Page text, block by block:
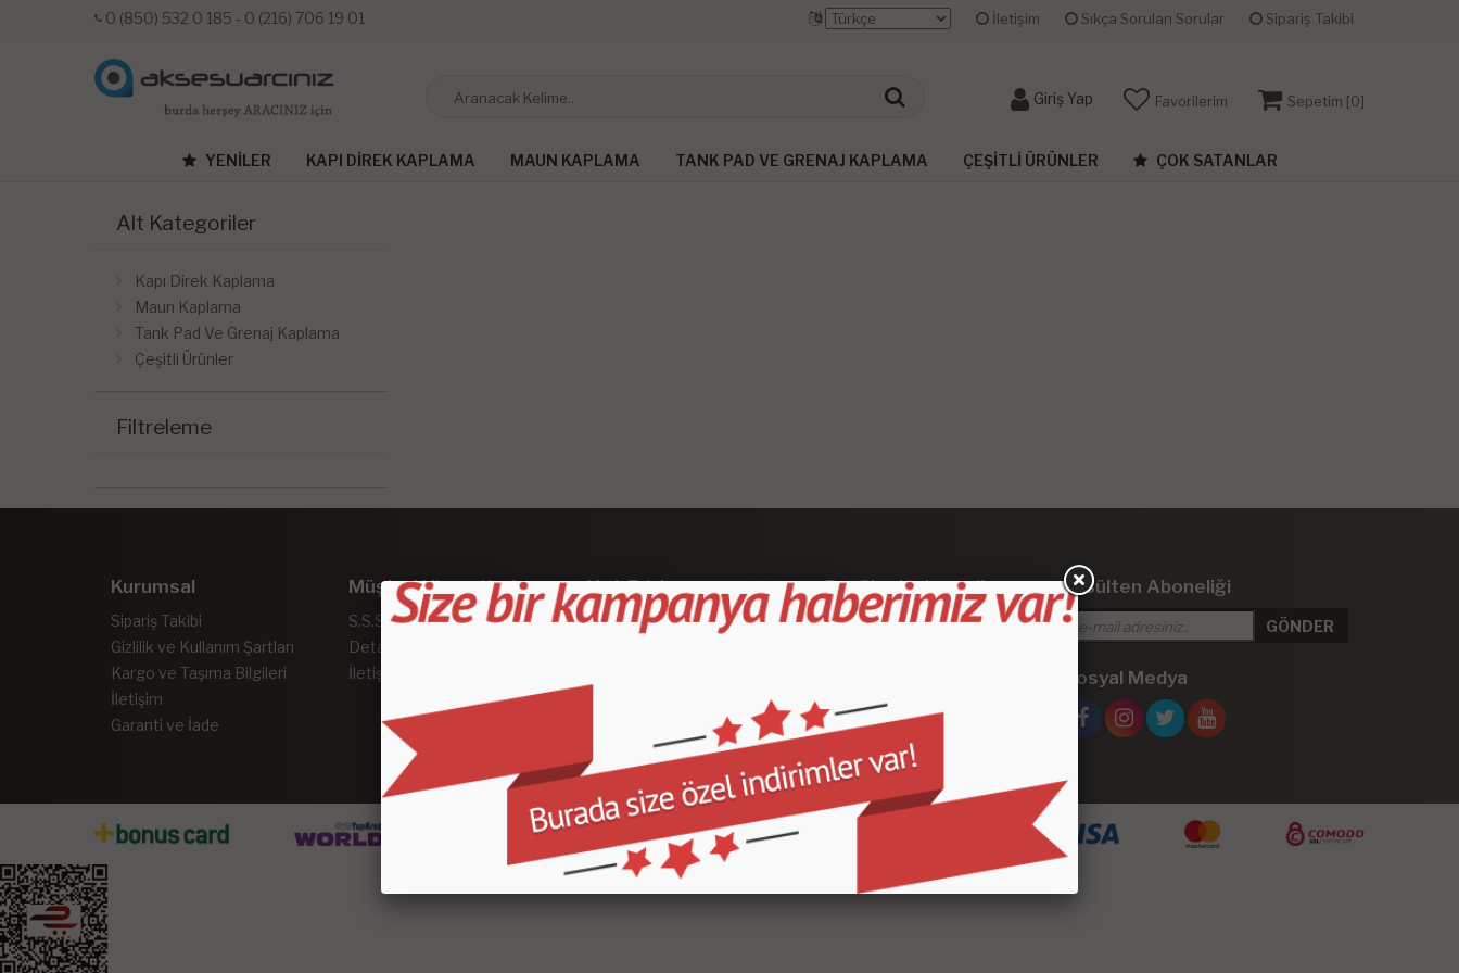
0 (850) 532 0 185 - 0 (216) 706 19 01 İletişim Sıkça Sorulan Sorular Sipariş Takibi
Giriş Yap Favorilerim Sepetim [0]
YENILER KAPI DIREK KAPLAMA MAUN KAPLAMA TANK PAD VE GRENAJ KAPLAMA ÇEŞITLI ÜRÜNLER ÇOK SATANLAR
Alt Kategoriler
Kapı Direk Kaplama
Maun Kaplama
Tank Pad Ve Grenaj Kaplama
Çeşitli Ürünler
Filtreleme
Kurumsal
Sipariş Takibi
Gizlilik ve Kullanım Şartları
Kargo ve Taşıma Bilgileri
İletişim
Garanti ve İade
Müşteri Hizmetleri
S.S.S.
Detaylı Arama
İletişim
Hızlı Erişim
Ana Sayfa
Popüler Kategoriler
Kapı Direk Kaplama
Çeşitli Ürünler
E-Bülten Aboneliği
Sosyal Medya